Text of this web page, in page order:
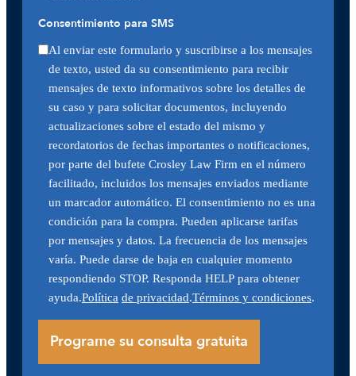
Consentimiento para SMS
Al enviar este formulario y suscribirse a los mensajes
de texto, usted da su consentimiento para recibir
mensajes de texto informativos sobre los detalles de
su caso y para solicitar documentos, incluyendo
actualizaciones sobre el estado del mismo y
recordatorios de fechas importantes o notificaciones,
por parte del bufete Crosley Law Firm en el número
facilitado, incluidos los mensajes enviados mediante
un marcador automático. El consentimiento no es una
condición para la compra. Pueden aplicarse tarifas
por mensajes y datos. La frecuencia de los mensajes
varía. Puede darse de baja en cualquier momento
respondiendo STOP. Responda HELP para obtener
ayuda.Política de privacidad.Términos y condiciones.